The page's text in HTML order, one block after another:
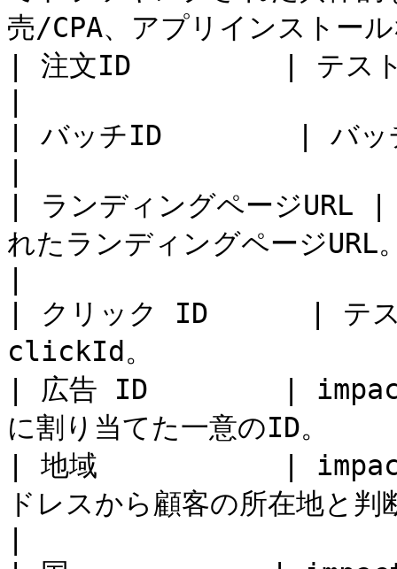
売/CPA、アプリインストー
| 注文ID         | テストア
| バッチID        | バッチ
| ランディングページURL
れたランディングページURL
| クリック ID      | テス
clickId。
| 広告 ID        |
に割り当てた一意
| 地域           |
ドレスから顧客の所在地と